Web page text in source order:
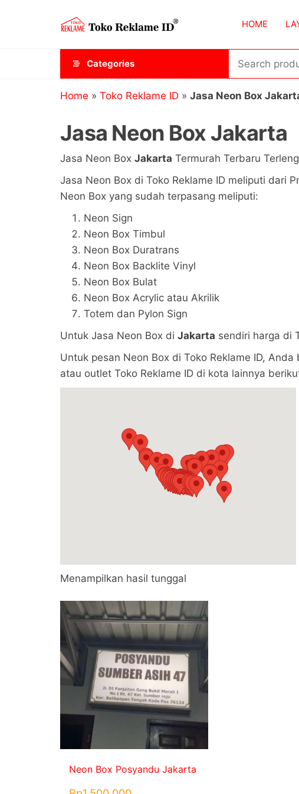
ID
HOME
Categories
Home » Toko Reklame ID » Jasa Neon Box
Jasa Neon Box Jakarta
Jasa Neon Box Jakarta Termurah Terbaru
Jasa Neon Box di Toko Reklame ID meliputi dari
Neon Box yang sudah terpasang meliputi:
Neon Sign
Neon Box Timbul
Neon Box Duratrans
Neon Box Backlite Vinyl
Neon Box Bulat
Neon Box Acrylic atau Akrilik
Totem dan Pylon Sign
Untuk Jasa Neon Box di Jakarta sendiri harga di
Untuk pesan Neon Box di Toko Reklame ID,
atau outlet Toko Reklame ID di kota lainnya
Menampilkan hasil tunggal
Neon Box Posyandu Jakarta